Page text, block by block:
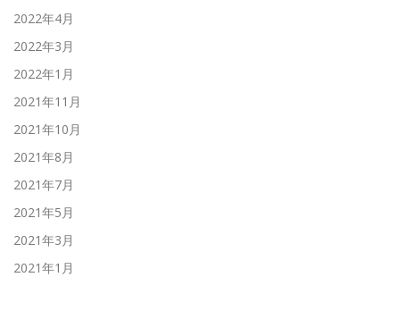
2022年4月
2022年3月
2022年1月
2021年11月
2021年10月
2021年8月
2021年7月
2021年5月
2021年3月
2021年1月